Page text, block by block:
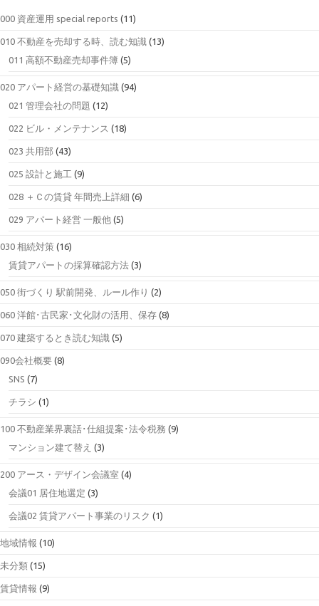
000 資産運用 special reports (11)
010 不動産を売却する時、読む知識 (13)
011 高額不動産売却事件簿 (5)
020 アパート経営の基礎知識 (94)
021 管理会社の問題 (12)
022 ビル・メンテナンス (18)
023 共用部 (43)
025 設計と施工 (9)
028 ＋Ｃの賃貸 年間売上詳細 (6)
029 アパート経営 一般他 (5)
030 相続対策 (16)
賃貸アパートの採算確認方法 (3)
050 街づくり 駅前開発、ルール作り (2)
060 洋館･古民家･文化財の活用、保存 (8)
070 建築するとき読む知識 (5)
090会社概要 (8)
SNS (7)
チラシ (1)
100 不動産業界裏話･仕組提案･法令税務 (9)
マンション建て替え (3)
200 アース・デザイン会議室 (4)
会議01 居住地選定 (3)
会議02 賃貸アパート事業のリスク (1)
地域情報 (10)
未分類 (15)
賃貸情報 (9)